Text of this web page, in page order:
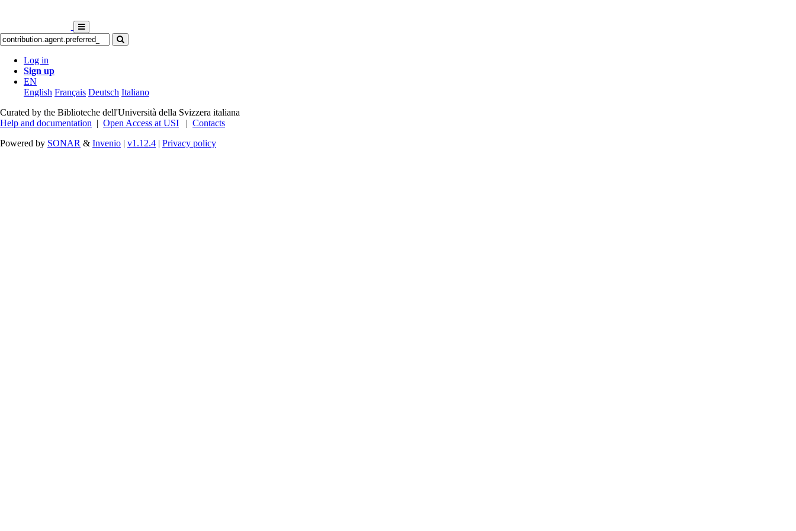
Log in
Sign up
EN
English Français Deutsch Italiano
Curated by the Biblioteche dell'Università della Svizzera italiana
Help and documentation | Open Access at USI | Contacts
Powered by SONAR & Invenio | v1.12.4 | Privacy policy